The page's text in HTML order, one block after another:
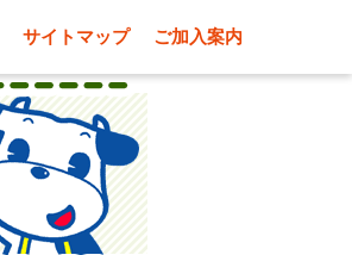
サイトマップ ご加入案内